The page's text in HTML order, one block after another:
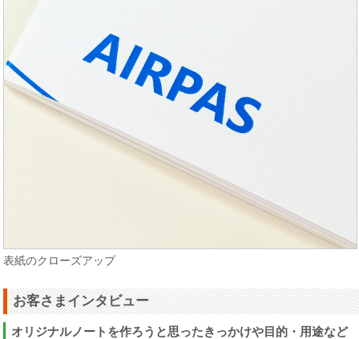
表紙のクローズアップ
お客さまインタビュー
オリジナルノートを作ろうと思ったきっかけや目的・用途など